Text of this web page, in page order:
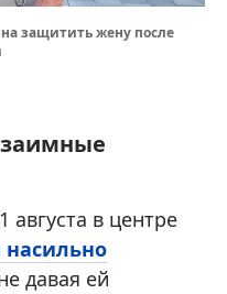
защитить жену после
августа в центре
давая ей